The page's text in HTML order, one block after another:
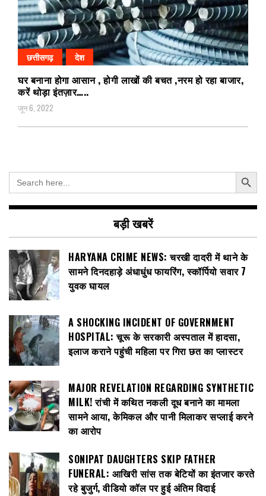
छत्तीसगढ़ देश
घर बनाना होगा आसान , होगी लाखों की बचत ,नरम हो रहा बाजार,
करें थोड़ा इंतज़ार…..
जून 6, 2022
Search
for:
Search Button
बड़ी खबरें
HARYANA CRIME NEWS: चरखी दादरी में थाने के
सामने दिनदहाड़े अंधाधुंध फायरिंग, स्कॉर्पियो सवार 7
युवक घायल
A SHOCKING INCIDENT OF GOVERNMENT
HOSPITAL: चूरू के सरकारी अस्पताल में हादसा,
इलाज कराने पहुंची महिला पर गिरा छत का प्लास्टर
MAJOR REVELATION REGARDING SYNTHETIC
MILK! रांची में कथित नकली दूध बनाने का मामला
सामने आया, केमिकल और पानी मिलाकर सप्लाई करने
का आरोप
SONIPAT DAUGHTERS SKIP FATHER
FUNERAL: आखिरी सांस तक बेटियों का इंतजार करते
रहे बुजुर्ग, वीडियो कॉल पर हुई अंतिम विदाई